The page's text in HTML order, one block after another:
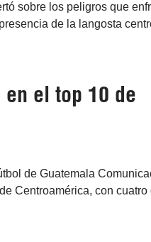
sobre los peligros que
de la langosta
el top 10 de
de Guatemala
Centroamérica, con cuatro